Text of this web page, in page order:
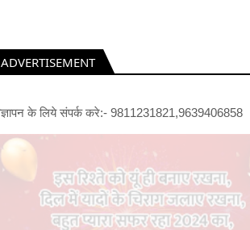
ADVERTISEMENT
के लिये संपर्क करे:- 9811231821,9639406858